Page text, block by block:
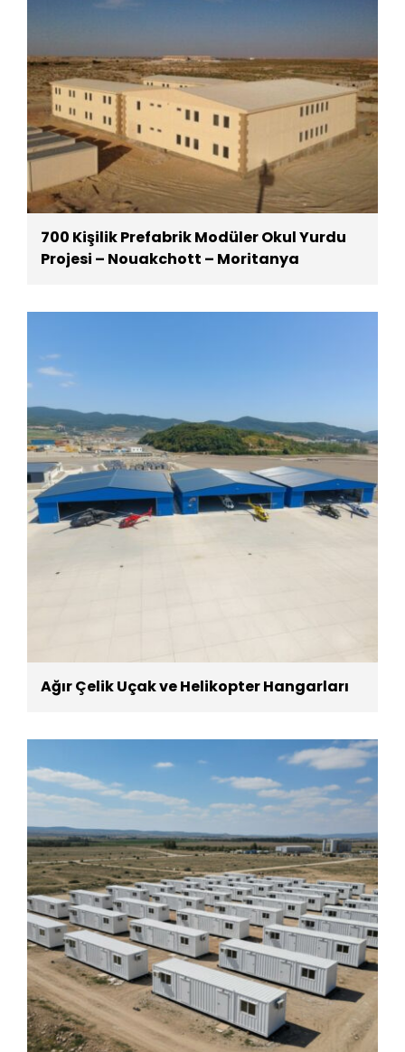
700 Kişilik Prefabrik Modüler Okul Yurdu
Projesi – Nouakchott – Moritanya
Ağır Çelik Uçak ve Helikopter Hangarları